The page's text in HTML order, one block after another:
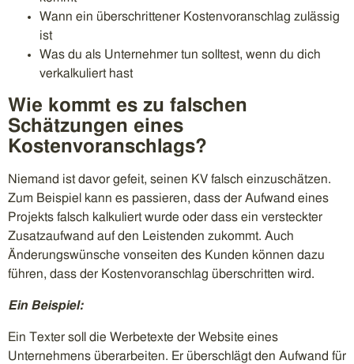
Wann ein überschrittener Kostenvoranschlag zulässig
ist
Was du als Unternehmer tun solltest, wenn du dich
verkalkuliert hast
Wie kommt es zu falschen
Schätzungen eines
Kostenvoranschlags?
Niemand ist davor gefeit, seinen KV falsch einzuschätzen.
Zum Beispiel kann es passieren, dass der Aufwand eines
Projekts falsch kalkuliert wurde oder dass ein versteckter
Zusatzaufwand auf den Leistenden zukommt. Auch
Änderungswünsche vonseiten des Kunden können dazu
führen, dass der Kostenvoranschlag überschritten wird.
Ein Beispiel:
Ein Texter soll die Werbetexte der Website eines
Unternehmens überarbeiten. Er überschlägt den Aufwand für